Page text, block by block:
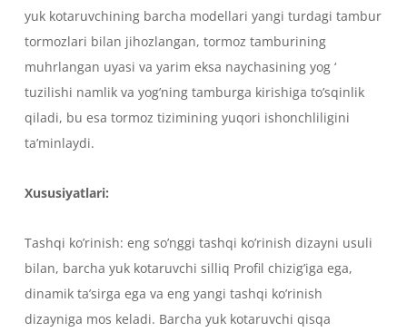
yuk kotaruvchining barcha modellari yangi turdagi tambur
tormozlari bilan jihozlangan, tormoz tamburining
muhrlangan uyasi va yarim eksa naychasining yog ‘
tuzilishi namlik va yog’ning tamburga kirishiga to’sqinlik
qiladi, bu esa tormoz tizimining yuqori ishonchliligini
ta’minlaydi.
Xususiyatlari:
Tashqi ko’rinish: eng so’nggi tashqi ko’rinish dizayni usuli
bilan, barcha yuk kotaruvchi silliq Profil chizig’iga ega,
dinamik ta’sirga ega va eng yangi tashqi ko’rinish
dizayniga mos keladi. Barcha yuk kotaruvchi qisqa